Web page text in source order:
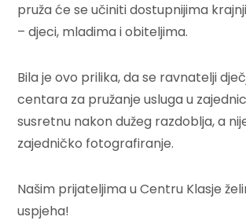
pruža će se učiniti dostupnijima
– djeci, mladima i obiteljima.
Bila je ovo prilika, da se ravnatelji
centara za pružanje usluga u
susretnu nakon dužeg razdoblja, a
zajedničko fotografiranje.
Našim prijateljima u Centru Klasje
uspjeha!